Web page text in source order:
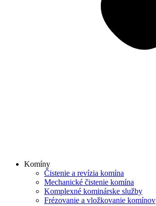
Komíny
Čistenie a revízia komína
Mechanické čistenie komína
Komplexné kominárske služby
Frézovanie a vložkovanie komínov